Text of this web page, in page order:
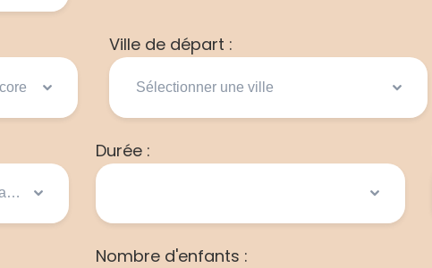
Ville de départ :
Durée :
Nombre d'enfants :